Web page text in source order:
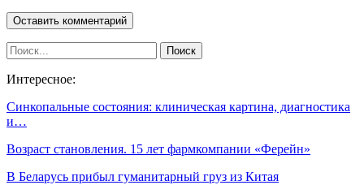
Интересное:
Синкопальные состояния: клиническая картина, диагностика
и…
Возраст становления. 15 лет фармкомпании «Ферейн»
В Беларусь прибыл гуманитарный груз из Китая